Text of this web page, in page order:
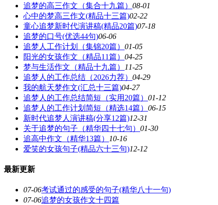
追梦的高三作文（集合十九篇） 08-01
心中的梦高三作文(精品十三篇)02-22
童心追梦新时代演讲稿(精品20篇)07-18
追梦的口号(优选44句)06-06
追梦人工作计划（集锦20篇） 01-05
阳光的女孩作文（精品11篇） 04-25
梦与生活作文（精品十九篇）
11-25
追梦人的工作总结（2026力荐） 04-29
我的航天梦作文(汇总十三篇)04-27
追梦人的工作总结简短（实用20篇） 01-12
追梦人的工作计划简短（精选14篇） 06-15
新时代追梦人演讲稿(分享12篇)12-31
关于追梦的句子（精华四十七句） 01-30
追高中作文（精华13篇）
10-16
爱笑的女孩句子(精品六十三句)12-12
最新更新
07-06考试通过的感受的句子(精华八十一句)
07-06追梦的女孩作文十四篇